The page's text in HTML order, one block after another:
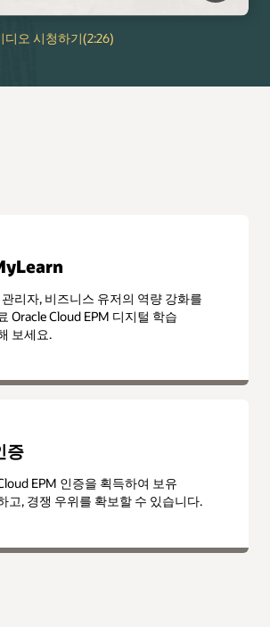
디오 시청하기(2:26)
리자, 비즈니스 유저의 역량 강화를
Oracle Cloud EPM 디지털 학습
보세요.
증
EPM 인증을 획득하여 보유
고, 경쟁 우위를 확보할 수 있습니다.